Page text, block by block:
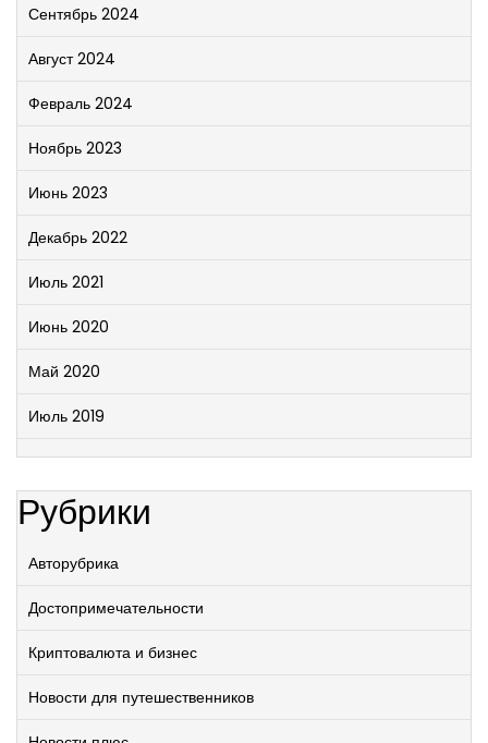
Сентябрь 2024
Август 2024
Февраль 2024
Ноябрь 2023
Июнь 2023
Декабрь 2022
Июль 2021
Июнь 2020
Май 2020
Июль 2019
Рубрики
Авторубрика
Достопримечательности
Криптовалюта и бизнес
Новости для путешественников